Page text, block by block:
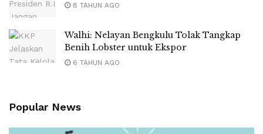
8 TAHUN AGO
Walhi: Nelayan Bengkulu Tolak Tangkap
Benih Lobster untuk Ekspor
6 TAHUN AGO
Popular News